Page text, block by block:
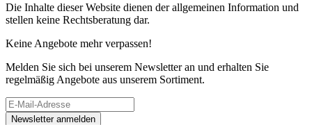
Die Inhalte dieser Website dienen der allgemeinen Information und
stellen keine Rechtsberatung dar.
Keine Angebote mehr verpassen!
Melden Sie sich bei unserem Newsletter an und erhalten Sie
regelmäßig Angebote aus unserem Sortiment.
Newsletter anmelden